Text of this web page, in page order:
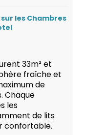
les Chambres
33m² et
fraîche et
de
Chaque
les
de lits
confortable.